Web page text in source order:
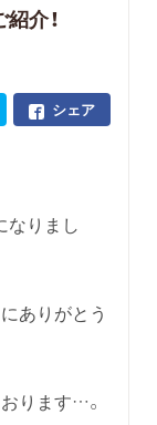
介！
シェア
なりまし
ありがとう
ります…。